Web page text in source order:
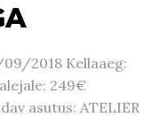
2018 Kellaaeg:
249€
asutus: ATELIER